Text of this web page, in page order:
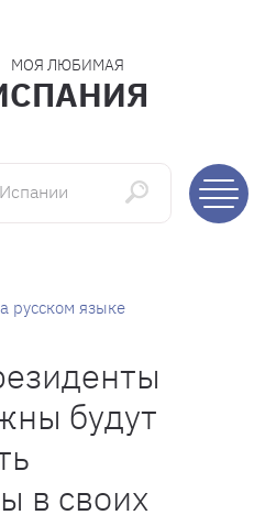
МОЯ ЛЮБИМАЯ
русском языке
будут
в своих